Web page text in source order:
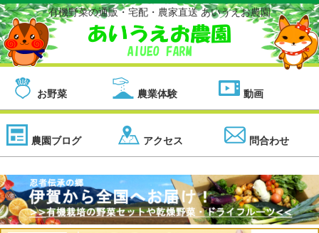
有機野菜の通販・宅配・農家直送 あいうえお農園
お野菜 農業体験 動画
農園ブログ アクセス 問合わせ